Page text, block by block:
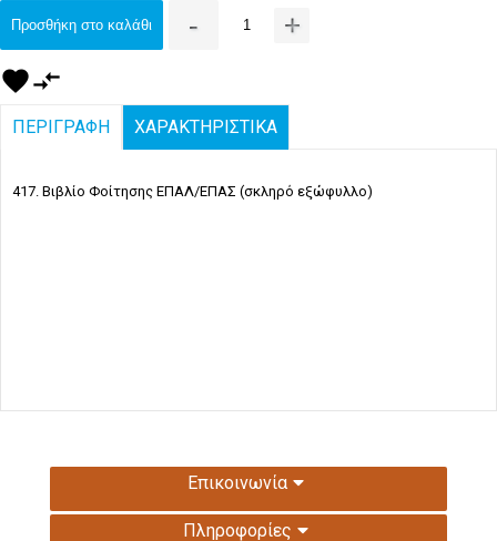
Προσθήκη στο καλάθι - +
favoritecompare_arrows
ΠΕΡΙΓΡΑΦΗ ΧΑΡΑΚΤΗΡΙΣΤΙΚΑ
417. Βιβλίο Φοίτησης ΕΠΑΛ/ΕΠΑΣ (σκληρό εξώφυλλο)
Επικοινωνία
Πληροφορίες